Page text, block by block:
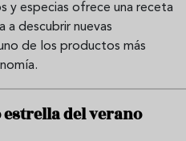
y especias ofrece una receta
a descubrir nuevas
de los productos más
del verano